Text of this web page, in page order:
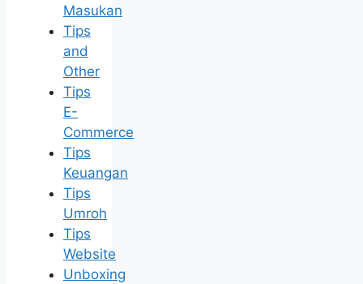
Masukan
Tips
and
Other
Tips
E-
Commerce
Tips
Keuangan
Tips
Umroh
Tips
Website
Unboxing